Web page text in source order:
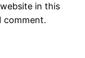
in this
comment.